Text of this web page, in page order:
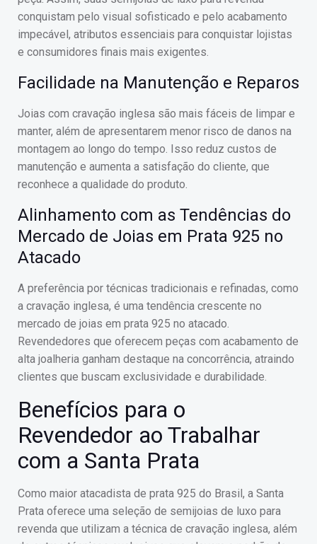
conquistam pelo visual sofisticado e pelo acabamento
impecável, atributos essenciais para conquistar lojistas
e consumidores finais mais exigentes.
Facilidade na Manutenção e Reparos
Joias com cravação inglesa são mais fáceis de limpar e
manter, além de apresentarem menor risco de danos na
montagem ao longo do tempo. Isso reduz custos de
manutenção e aumenta a satisfação do cliente, que
reconhece a qualidade do produto.
Alinhamento com as Tendências do
Mercado de Joias em Prata 925 no
Atacado
A preferência por técnicas tradicionais e refinadas, como
a cravação inglesa, é uma tendência crescente no
mercado de joias em prata 925 no atacado.
Revendedores que oferecem peças com acabamento de
alta joalheria ganham destaque na concorrência, atraindo
clientes que buscam exclusividade e durabilidade.
Benefícios para o
Revendedor ao Trabalhar
com a Santa Prata
Como maior atacadista de prata 925 do Brasil, a Santa
Prata oferece uma seleção de semijoias de luxo para
revenda que utilizam a técnica de cravação inglesa, além